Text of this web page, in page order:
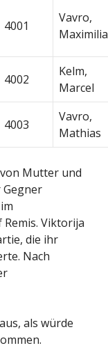
4001
Vavro,
4002
Kelm,
Marcel
4003
Vavro,
Mathias
Mutter und
Gegner
Viktorija
die ihr
Nach
als würde